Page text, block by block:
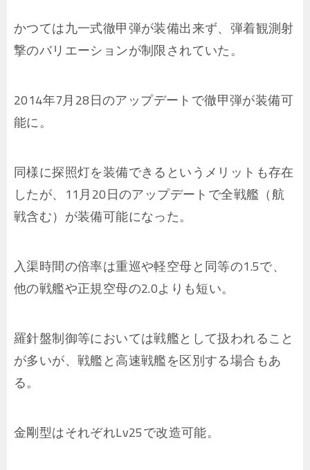
かつては九一式徹甲弾が装備出来ず、弾着観測射
撃のバリエーションが制限されていた。
2014年7月28日のアップデートで徹甲弾が装備可
能に。
同様に探照灯を装備できるというメリットも存在
したが、11月20日のアップデートで全戦艦（航
戦含む）が装備可能になった。
入渠時間の倍率は重巡や軽空母と同等の1.5で、
他の戦艦や正規空母の2.0よりも短い。
羅針盤制御等においては戦艦として扱われること
が多いが、戦艦と高速戦艦を区別する場合もあ
る。
金剛型はそれぞれLv25で改造可能。